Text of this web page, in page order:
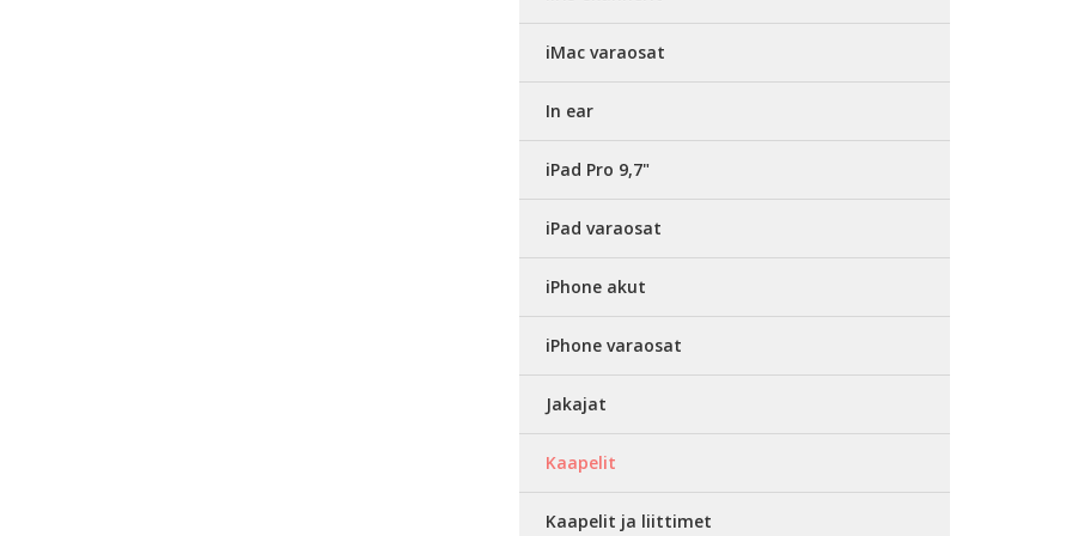
iMac varaosat
In ear
iPad Pro 9,7"
iPad varaosat
iPhone akut
iPhone varaosat
Jakajat
Kaapelit
Kaapelit ja liittimet